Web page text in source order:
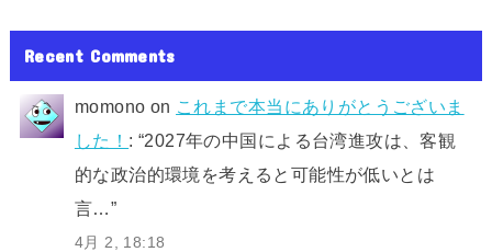
Recent Comments
momono on これまで本当にありがとうございま
した！ : “2027年の中国による台湾進攻は、客観
的な政治的環境を考えると可能性が低いとは
言…”
4月 2, 18:18